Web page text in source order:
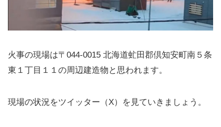
火事の現場は〒044-0015 北海道虻田郡倶知安町南５条
東１丁目１１の周辺建造物と思われます。
現場の状況をツイッター（X）を見ていきましょう。